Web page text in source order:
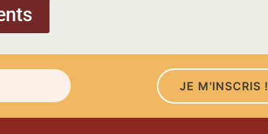
JE M'INSCRIS !